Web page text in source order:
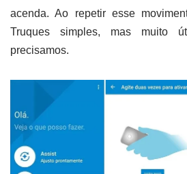
acenda. Ao repetir esse
Truques simples, mas muito
precisamos.